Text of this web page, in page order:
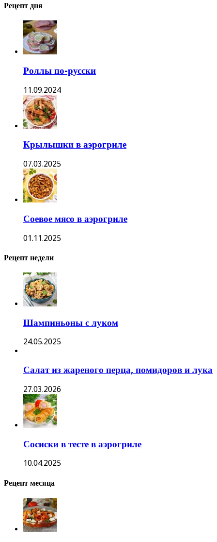
Рецепт дня
Роллы по-русски
11.09.2024
Крылышки в аэрогриле
07.03.2025
Соевое мясо в аэрогриле
01.11.2025
Рецепт недели
Шампиньоны с луком
24.05.2025
Салат из жареного перца, помидоров и лука
27.03.2026
Сосиски в тесте в аэрогриле
10.04.2025
Рецепт месяца